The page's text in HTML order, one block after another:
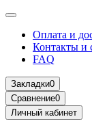
Оплата и
Контакты и
FAQ
Закладки0
Сравнение0
Личный кабинет